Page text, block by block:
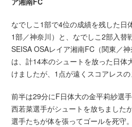
なでしこ1部で4位の成績を残した日
1部／神奈川）と、なでしこ2部入替
SEISA OSAレイア湘南FC（関東／
は、計14本のシュートを放った日体
けましたが、1点が遠くスコアレスの
前半は29分にF日体大の金平莉紗選
西若菜選手がシュートを放ちました
選手たちが体を張ってゴールを死守